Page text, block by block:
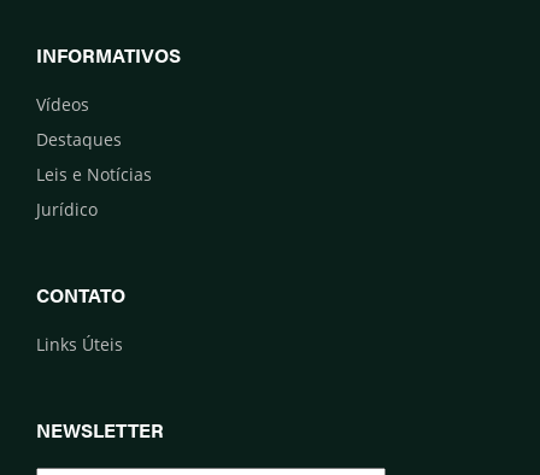
INFORMATIVOS
Vídeos
Destaques
Leis e Notícias
Jurídico
CONTATO
Links Úteis
NEWSLETTER